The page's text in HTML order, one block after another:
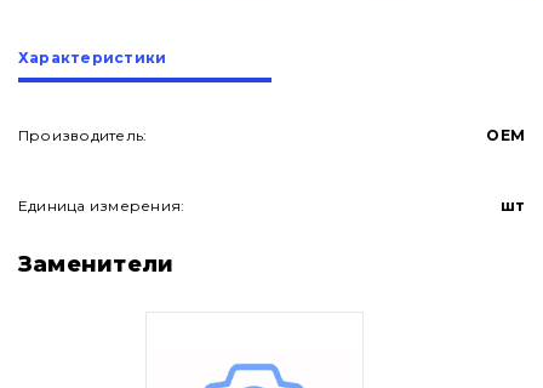
О нас
Характеристики
Производитель: OEM
Единица измерения: шт
Заменители